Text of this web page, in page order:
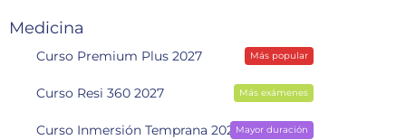
Medicina
Curso Premium Plus 2027 Más popular
Curso Resi 360 2027 Más exámenes
Curso Inmersión Temprana 2028Mayor duración